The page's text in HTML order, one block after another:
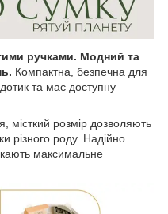
ручками. Модний та
Компактна, безпечна для
та має доступну
місткий розмір дозволяють
різного роду. Надійно
максимальне